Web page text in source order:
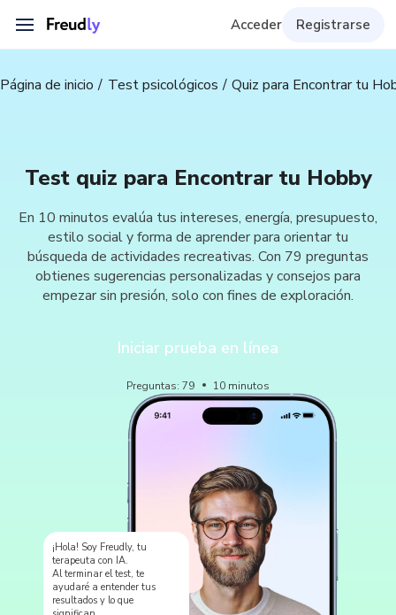
Acceder Registrarse
Página de inicio Test psicológicos Quiz para Encontrar tu
Test quiz para Encontrar tu Hobby
En 10 minutos evalúa tus intereses, energía, presupuesto,
estilo social y forma de aprender para orientar tu
búsqueda de actividades recreativas. Con 79 preguntas
obtienes sugerencias personalizadas y consejos para
empezar sin presión, solo con fines de exploración.
Iniciar prueba en línea
Preguntas: 79 10 minutos
¡Hola! Soy Freudly, tu
terapeuta con IA.
Al terminar el test, te
ayudaré a entender tus
resultados y lo que